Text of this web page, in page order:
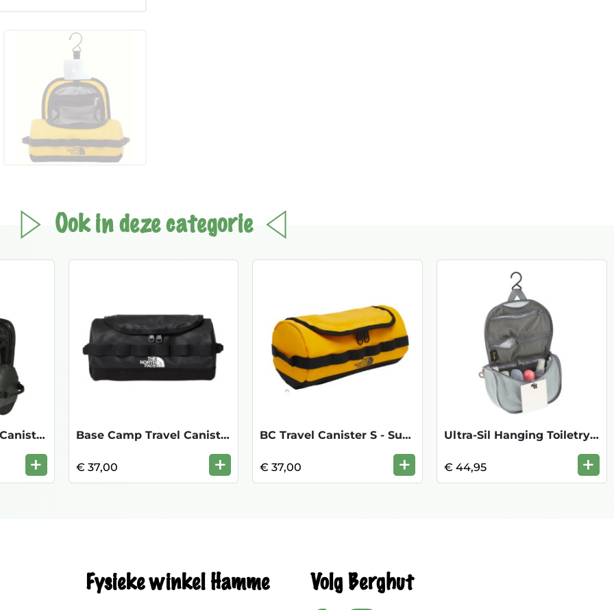
Ook in deze categorie
Base Camp Travel Canister L - TNF Black
+
Base Camp Travel Canister S - Black
€ 37,00 +
BC Travel Canister S - Summit Gold Black
€ 37,00 +
Ultra-Sil Hanging Toiletry - Large HighR
€ 44,95 +
Fysieke winkel Hamme Volg Berghut